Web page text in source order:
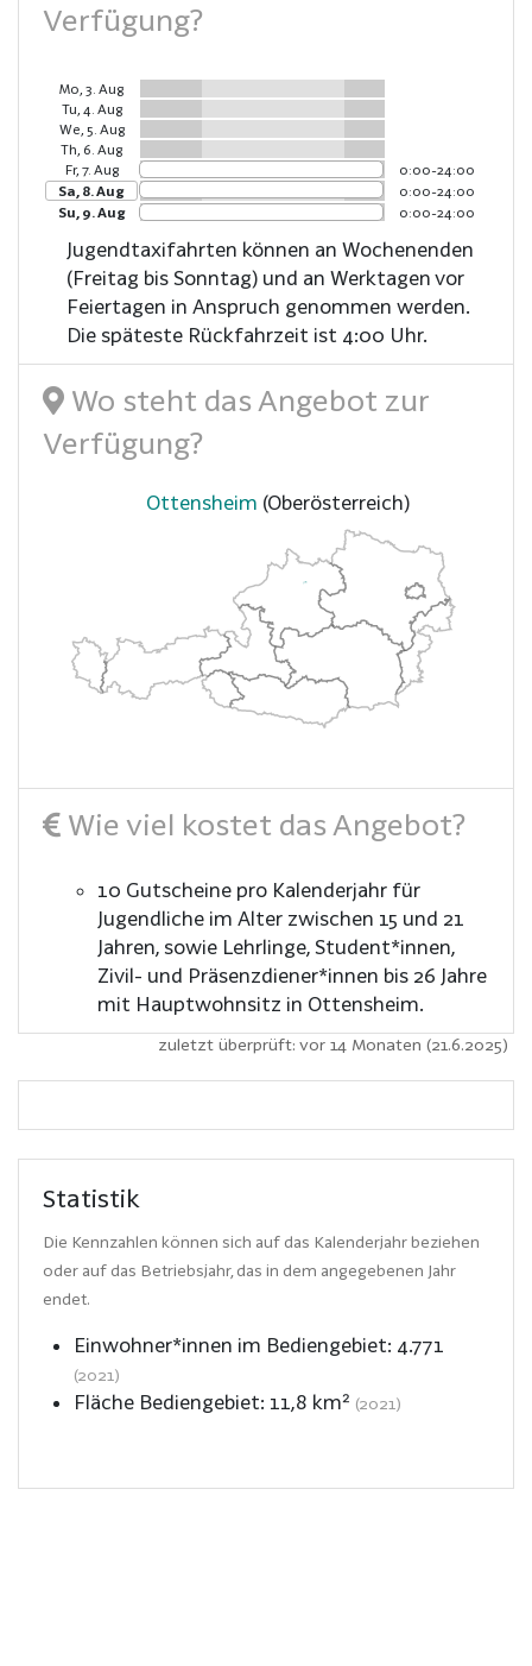
Verfügung?
Mo, 3. Aug
Tu, 4. Aug
We, 5. Aug
Th, 6. Aug
Fr, 7. Aug
0:00-24:00
Sa, 8. Aug
0:00-24:00
Su, 9. Aug
0:00-24:00
Jugendtaxifahrten können an Wochenenden
(Freitag bis Sonntag) und an Werktagen vor
Feiertagen in Anspruch genommen werden.
Die späteste Rückfahrzeit ist 4:00 Uhr.
Wo steht das Angebot zur
Verfügung?
Ottensheim (Oberösterreich)
Wie viel kostet das Angebot?
10 Gutscheine pro Kalenderjahr für
Jugendliche im Alter zwischen 15 und 21
Jahren, sowie Lehrlinge, Student*innen,
Zivil- und Präsenzdiener*innen bis 26 Jahre
mit Hauptwohnsitz in Ottensheim.
zuletzt überprüft: vor 14 Monaten (21.6.2025)
Statistik
Die Kennzahlen können sich auf das Kalenderjahr beziehen
oder auf das Betriebsjahr, das in dem angegebenen Jahr
endet.
Einwohner*innen im Bediengebiet: 4.771
(2021)
Fläche Bediengebiet: 11,8 km² (2021)